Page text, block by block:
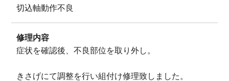
切込軸動作不良
修理内容
症状を確認後、不良部位を取り外し。
きさげにて調整を行い組付け修理致しました。